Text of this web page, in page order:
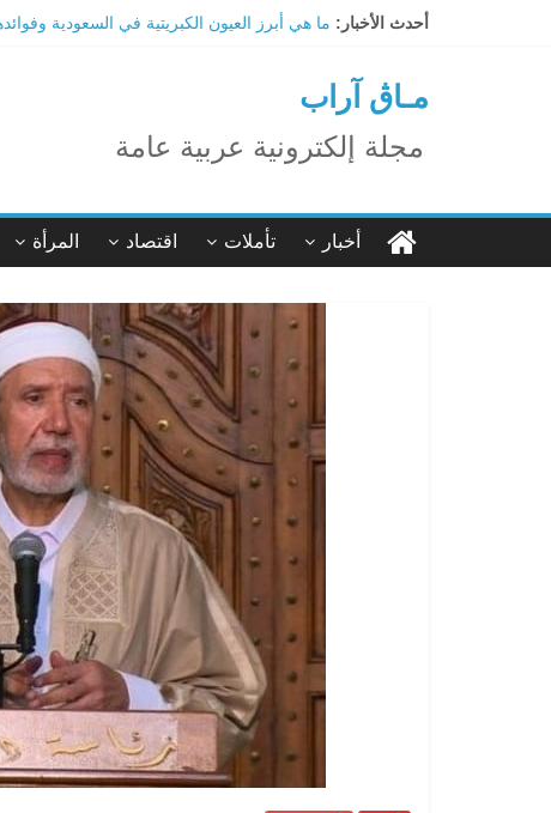
أحدث الأخبار: ما هي أبرز العيون الكبريتية في السعودية
اكتشاف مدينة ضخمة تحت أهرامات الجيزة..مـاڨ آراب
مجلة إلكترونية عربية عامة
أخبار تأملات اقتصاد المرأة